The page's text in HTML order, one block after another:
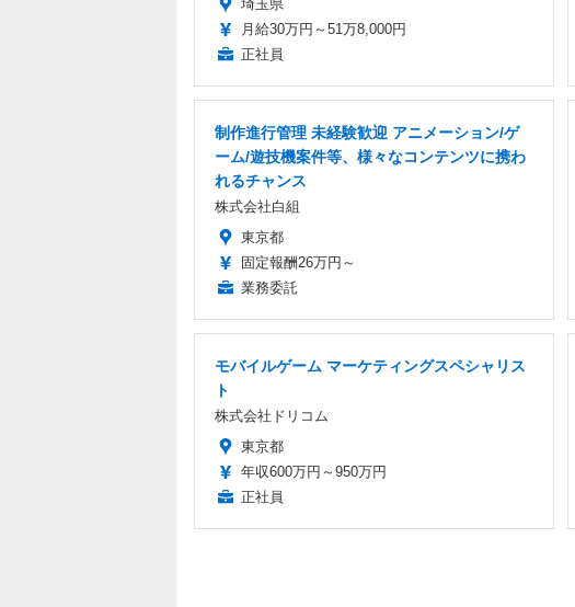
埼玉県
月給30万円～51万8,000円
正社員
制作進行管理 未経験歓迎 アニメーション/ゲ
ーム/遊技機案件等、様々なコンテンツに携わ
れるチャンス
株式会社白組
東京都
固定報酬26万円～
業務委託
モバイルゲーム マーケティングスペシャリス
ト
株式会社ドリコム
東京都
年収600万円～950万円
正社員